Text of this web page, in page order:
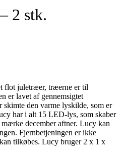
2 stk.
flot juletræer, træerne er til
er lavet af gennemsigtet
den varme lyskilde, som er
har i alt 15 LED-lys, som skaber
december aftner. Lucy kan
Fjernbetjeningen er ikke
tilkøbes. Lucy bruger 2 x 1 x